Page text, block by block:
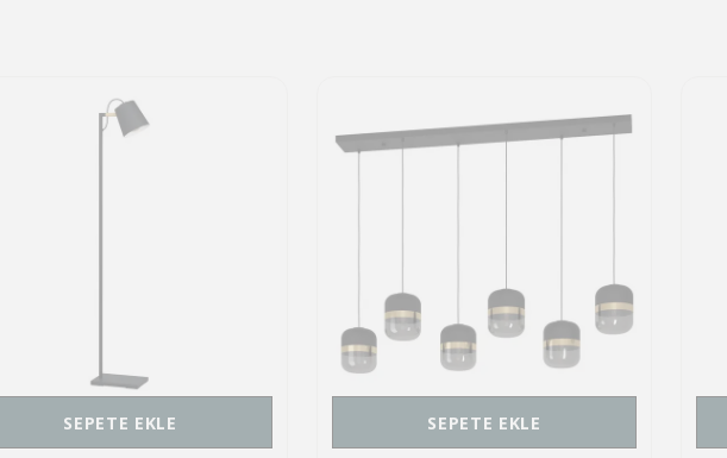
SEPETE EKLE SEPETE EKLE